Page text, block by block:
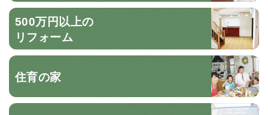
500万円以上の
リフォーム
住育の家